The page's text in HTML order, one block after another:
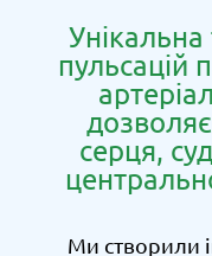
Унікальна
пульсацій
серця,
Ми створили